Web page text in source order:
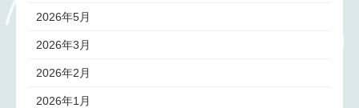
2026年5月
2026年3月
2026年2月
2026年1月